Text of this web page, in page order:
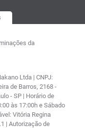
da
Ltda | CNPJ:
de Barros, 2168 -
- SP | Horário de
às 17:00h e Sábado
Vitória Regina
| Autorização de